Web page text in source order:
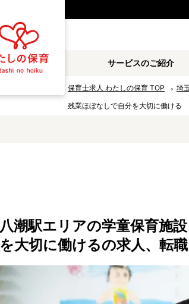
サービスのご紹介
保育士求人 わたしの保育 TOP 埼
残業ほぼなしで自分を大切に働ける
八潮駅エリアの学童保育施
を大切に働けるの求人、転
私立認可保育園
認可外保育園
児童館
テンダーの運営施設